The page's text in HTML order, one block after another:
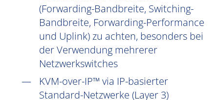
(Forwarding-Bandbreite, Switching-
Bandbreite, Forwarding-Performance
und Uplink) zu achten, besonders bei
der Verwendung mehrerer
Netzwerkswitches
KVM-over-IP™ via IP-basierter
Standard-Netzwerke (Layer 3)